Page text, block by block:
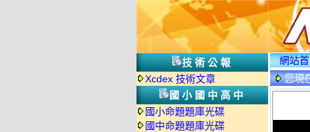
技術公報
Xcdex 技術文章
國小國中高中
國小命題題庫光碟
國中命題題庫光碟
網站
您現